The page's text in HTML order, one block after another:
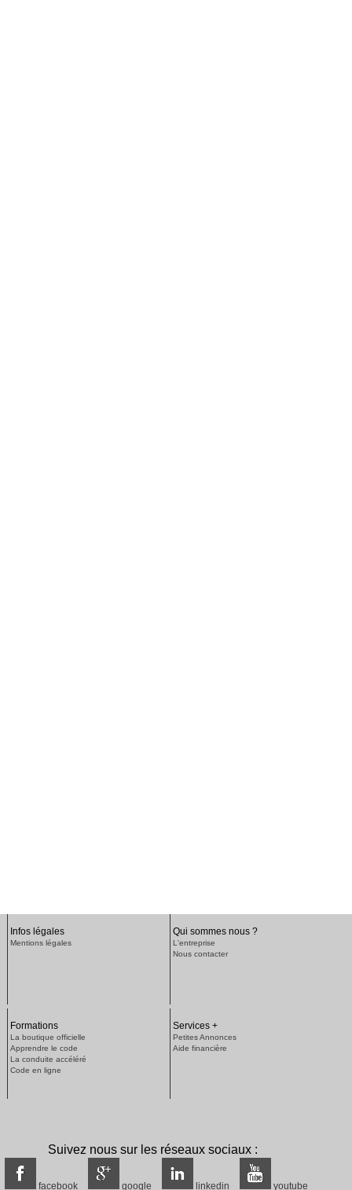
Infos légales
Mentions légales
Qui sommes nous ?
L'entreprise
Nous contacter
Formations
La boutique officielle
Apprendre le code
La conduite accéléré
Code en ligne
Services +
Petites Annonces
Aide financière
Suivez nous sur les réseaux sociaux :
facebook google linkedin youtube